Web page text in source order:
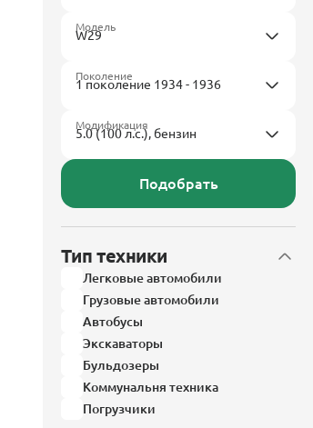
Модель
Поколение
Модификация
Подобрать
Тип техники
Легковые автомобили
Грузовые автомобили
Автобусы
Экскаваторы
Бульдозеры
Коммунальня техника
Погрузчики